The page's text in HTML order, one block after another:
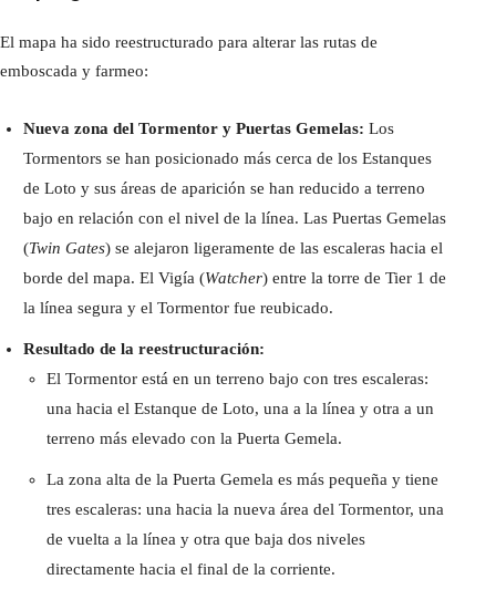
El mapa ha sido reestructurado para alterar las rutas de
emboscada y farmeo:
Nueva zona del Tormentor y Puertas Gemelas: Los
Tormentors se han posicionado más cerca de los Estanques
de Loto y sus áreas de aparición se han reducido a terreno
bajo en relación con el nivel de la línea. Las Puertas Gemelas
(Twin Gates) se alejaron ligeramente de las escaleras hacia el
borde del mapa. El Vigía (Watcher) entre la torre de Tier 1 de
la línea segura y el Tormentor fue reubicado.
Resultado de la reestructuración:
El Tormentor está en un terreno bajo con tres escaleras:
una hacia el Estanque de Loto, una a la línea y otra a un
terreno más elevado con la Puerta Gemela.
La zona alta de la Puerta Gemela es más pequeña y tiene
tres escaleras: una hacia la nueva área del Tormentor, una
de vuelta a la línea y otra que baja dos niveles
directamente hacia el final de la corriente.